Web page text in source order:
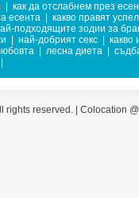
как да отслабнем през
есента
какво правят
подходящите зодии за
най-добрият секс какво
лесна диета
rights reserved. | Colocation